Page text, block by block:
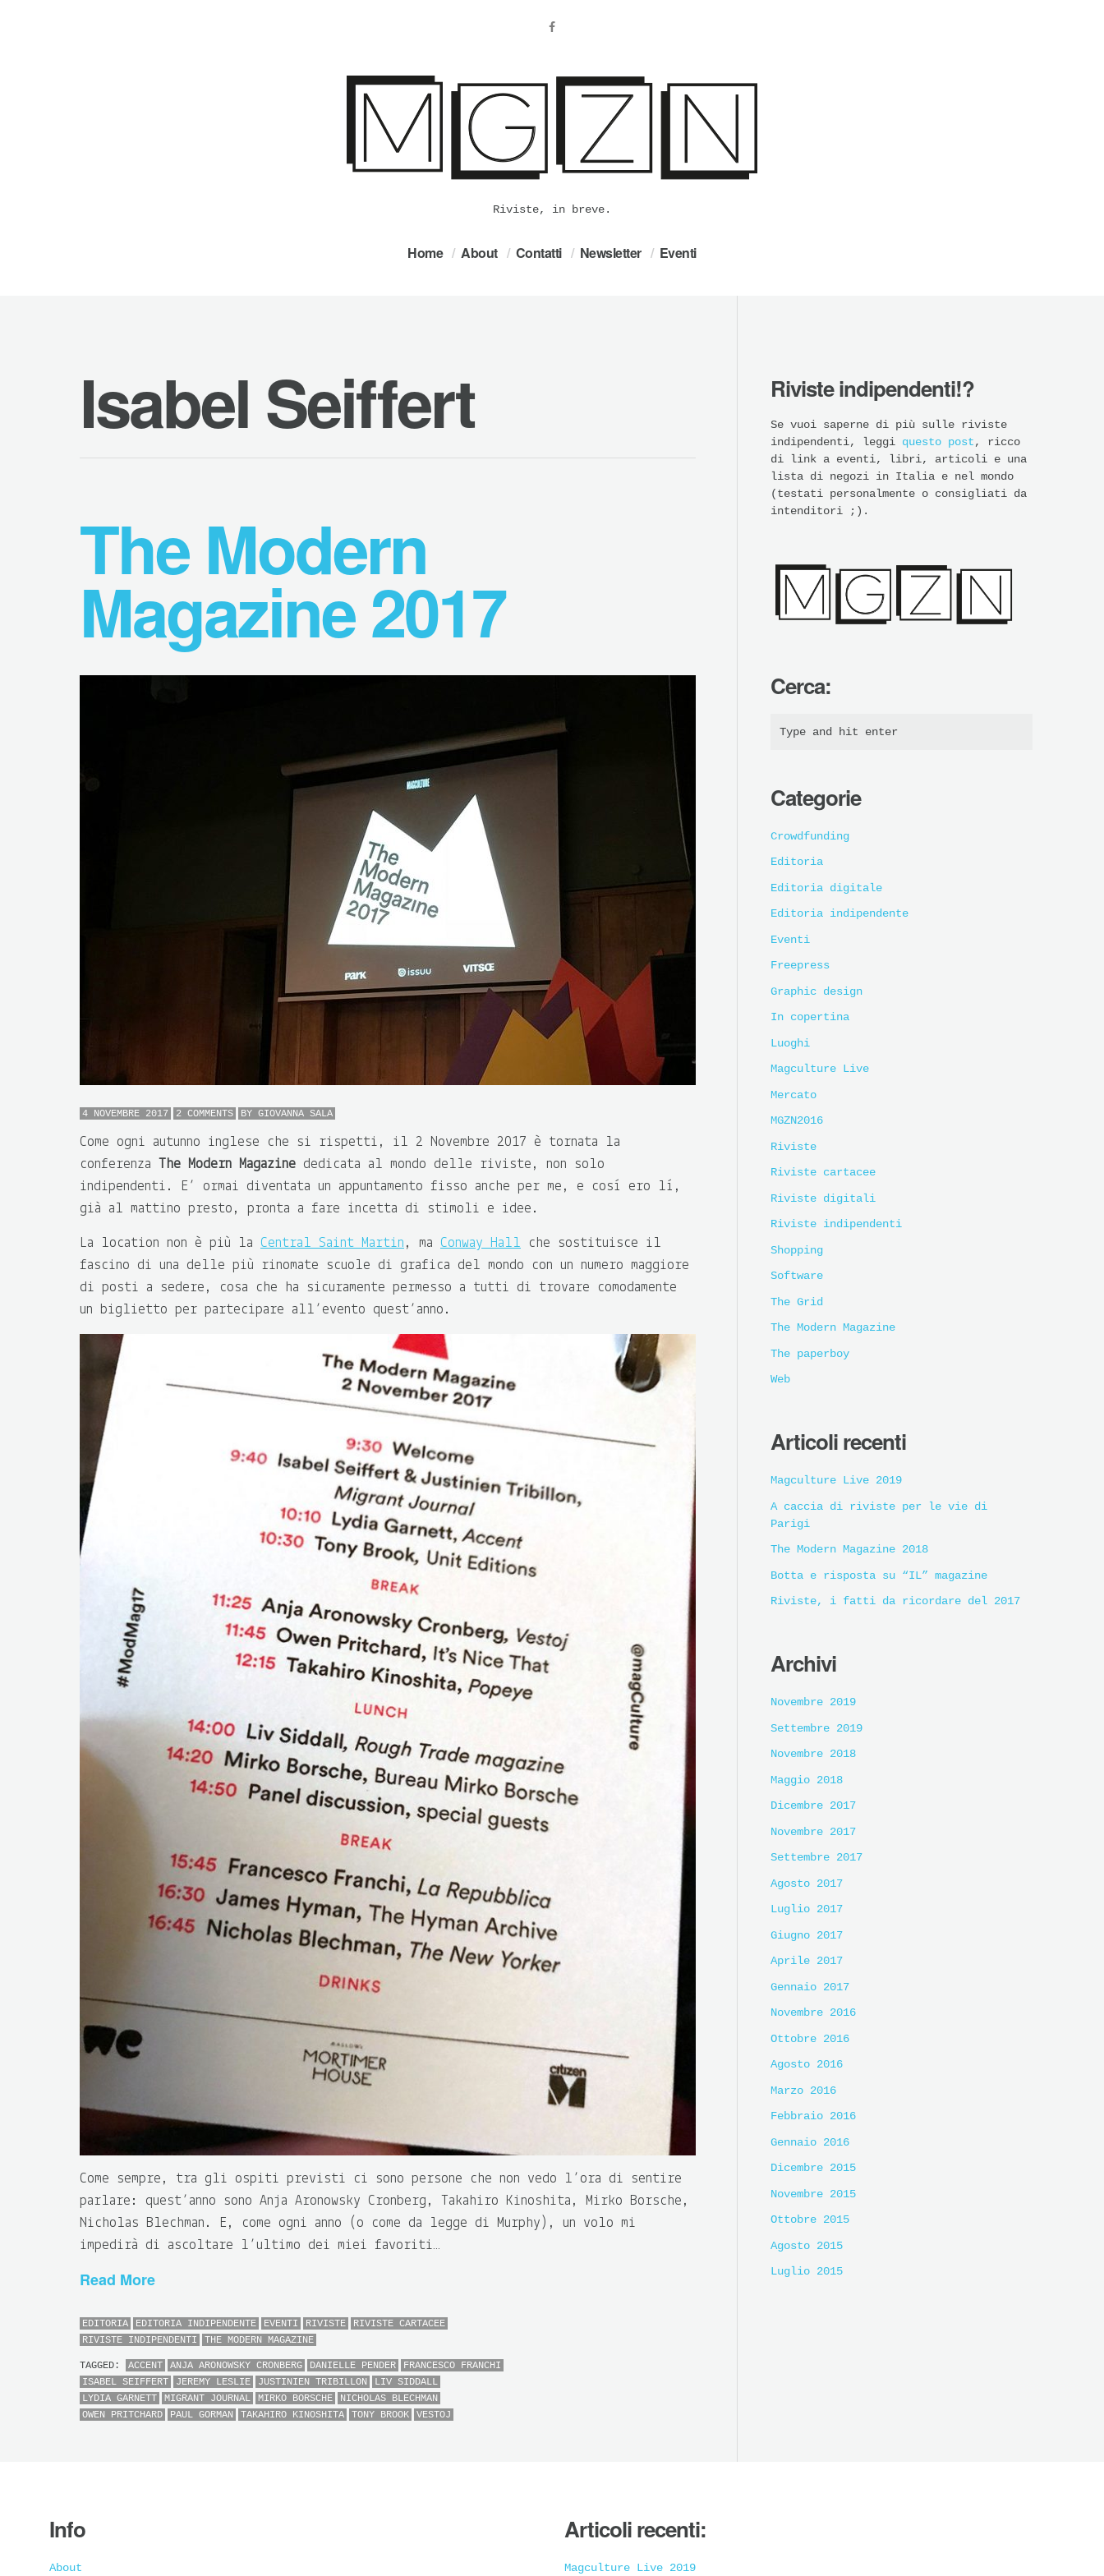
Riviste, in breve.
Home About Contatti Newsletter Eventi
Isabel Seiffert
The Modern
Magazine 2017
4 NOVEMBRE 2017 2 COMMENTS BY GIOVANNA SALA
Come ogni autunno inglese che si rispetti, il 2 Novembre 2017 è tornata la
conferenza The Modern Magazine dedicata al mondo delle riviste, non solo
indipendenti. E’ ormai diventata un appuntamento fisso anche per me, e così ero lì,
già al mattino presto, pronta a fare incetta di stimoli e idee.
La location non è più la Central Saint Martin , ma Conway Hall che sostituisce il
fascino di una delle più rinomate scuole di grafica del mondo con un numero maggiore
di posti a sedere, cosa che ha sicuramente permesso a tutti di trovare comodamente
un biglietto per partecipare all’evento quest’anno.
Come sempre, tra gli ospiti previsti ci sono persone che non vedo l’ora di sentire
parlare: quest’anno sono Anja Aronowsky Cronberg, Takahiro Kinoshita, Mirko Borsche,
Nicholas Blechman. E, come ogni anno (o come da legge di Murphy), un volo mi
impedirà di ascoltare l’ultimo dei miei favoriti…
Read More
EDITORIA EDITORIA INDIPENDENTE EVENTI RIVISTE
RIVISTE CARTACEE
RIVISTE INDIPENDENTI
THE MODERN MAGAZINE
TAGGED: ACCENT ANJA ARONOWSKY CRONBERG DANIELLE PENDER
FRANCESCO FRANCHI
ISABEL SEIFFERT
JEREMY LESLIE JUSTINIEN TRIBILLON
LIV SIDDALL
LYDIA GARNETT
MIGRANT JOURNAL MIRKO BORSCHE
NICHOLAS BLECHMAN
OWEN PRITCHARD
PAUL GORMAN TAKAHIRO KINOSHITA TONY BROOK VESTOJ
Riviste indipendenti!?
Se vuoi saperne di più sulle riviste
indipendenti, leggi questo post, ricco
di link a eventi, libri, articoli e una
lista di negozi in Italia e nel mondo
(testati personalmente o consigliati da
intenditori ;).
Cerca:
Categorie
Crowdfunding
Editoria
Editoria digitale
Editoria indipendente
Eventi
Freepress
Graphic design
In copertina
Luoghi
Magculture Live
Mercato
MGZN2016
Riviste
Riviste cartacee
Riviste digitali
Riviste indipendenti
Shopping
Software
The Grid
The Modern Magazine
The paperboy
Web
Articoli recenti
Magculture Live 2019
A caccia di riviste per le vie di
Parigi
The Modern Magazine 2018
Botta e risposta su “IL” magazine
Riviste, i fatti da ricordare del 2017
Archivi
Novembre 2019
Settembre 2019
Novembre 2018
Maggio 2018
Dicembre 2017
Novembre 2017
Settembre 2017
Agosto 2017
Luglio 2017
Giugno 2017
Aprile 2017
Gennaio 2017
Novembre 2016
Ottobre 2016
Agosto 2016
Marzo 2016
Febbraio 2016
Gennaio 2016
Dicembre 2015
Novembre 2015
Ottobre 2015
Agosto 2015
Luglio 2015
Info
About
Articoli recenti:
Magculture Live 2019